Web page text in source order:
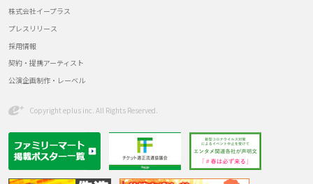
株式会社イープラス
プレスリリース
採用情報
契約・提携アーティスト
公演企画制作・レーベル
Copyright eplus inc. All Rights Reserved.